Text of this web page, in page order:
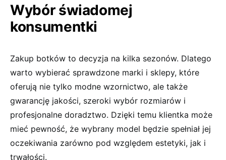
Wybór świadomej
konsumentki
Zakup botków to decyzja na kilka sezonów. Dlatego
warto wybierać sprawdzone marki i sklepy, które
oferują nie tylko modne wzornictwo, ale także
gwarancję jakości, szeroki wybór rozmiarów i
profesjonalne doradztwo. Dzięki temu klientka może
mieć pewność, że wybrany model będzie spełniał jej
oczekiwania zarówno pod względem estetyki, jak i
trwałości.